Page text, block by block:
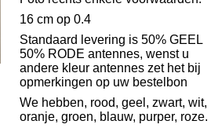
16 cm op 0.4
Standaard levering is 50% GEEL
50% RODE antennes, wenst u
andere kleur antennes zet het bij
opmerkingen op uw bestelbon
We hebben, rood, geel, zwart, wit,
oranje, groen, blauw, purper, roze.